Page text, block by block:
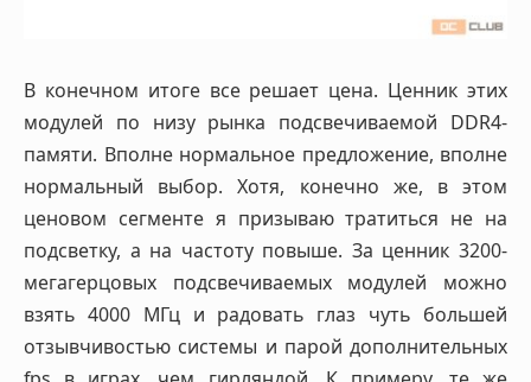
В конечном итоге все решает цена. Ценник этих
модулей по низу рынка подсвечиваемой DDR4-
памяти. Вполне нормальное предложение, вполне
нормальный выбор. Хотя, конечно же, в этом
ценовом сегменте я призываю тратиться не на
подсветку, а на частоту повыше. За ценник 3200-
мегагерцовых подсвечиваемых модулей можно
взять 4000 МГц и радовать глаз чуть большей
отзывчивостью системы и парой дополнительных